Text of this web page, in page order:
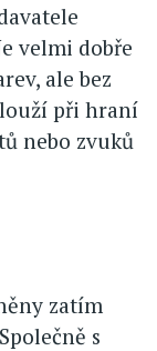
velmi dobře
ale bez
při hraní
nebo zvuků
zatím
s